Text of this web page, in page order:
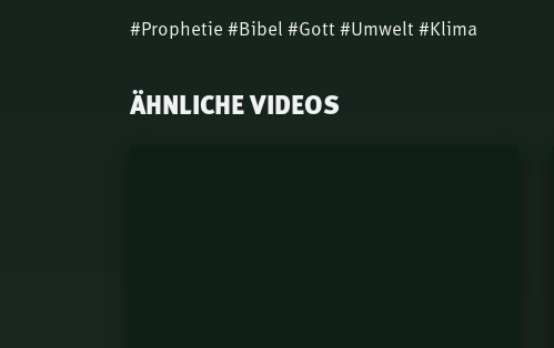
#Prophetie #Bibel #Gott #Umwelt #Klima
ÄHNLICHE VIDEOS